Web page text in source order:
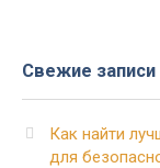
Свежие записи
Как найти
для